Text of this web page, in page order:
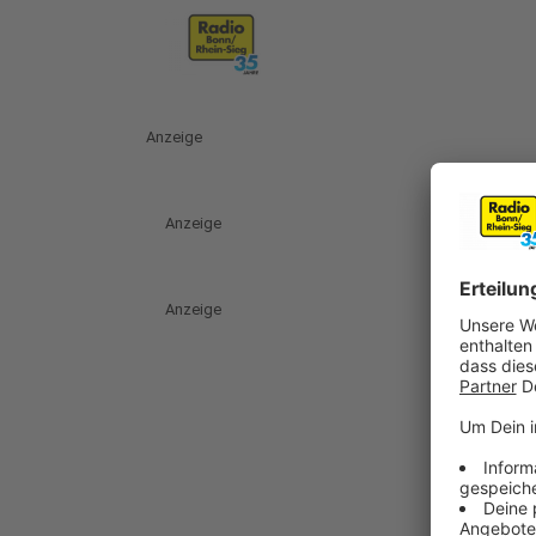
Anzeige
Anzeige
Anzeige